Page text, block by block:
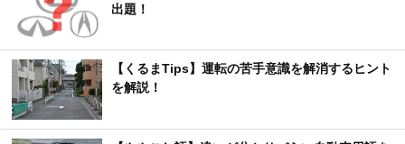
出題！
【くるまTips】運転の苦手意識を解消するヒント
を解説！